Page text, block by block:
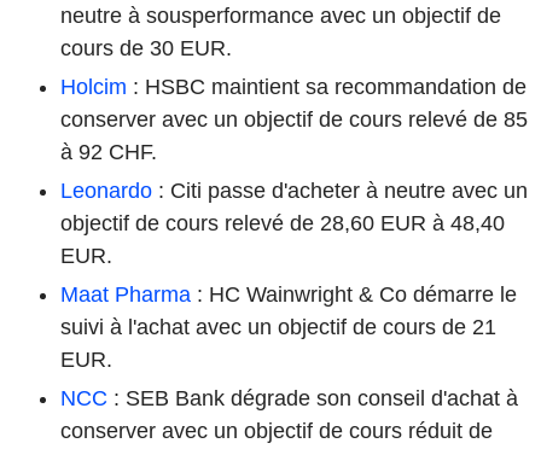
neutre à sousperformance avec un objectif de
cours de 30 EUR.
Holcim : HSBC maintient sa recommandation de
conserver avec un objectif de cours relevé de 85
à 92 CHF.
Leonardo : Citi passe d'acheter à neutre avec un
objectif de cours relevé de 28,60 EUR à 48,40
EUR.
Maat Pharma : HC Wainwright & Co démarre le
suivi à l'achat avec un objectif de cours de 21
EUR.
NCC : SEB Bank dégrade son conseil d'achat à
conserver avec un objectif de cours réduit de